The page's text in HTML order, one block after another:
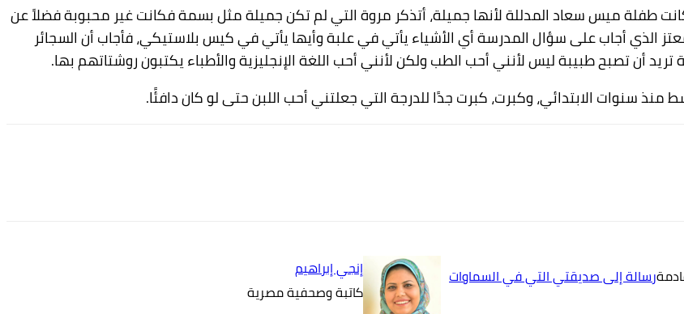
طفلة ميس سعاد المدللة لأنها جميلة، أتذكر مروة التي لم تكن جميلة مثل بسمة فكانت غير محبوبة فضلاً عن
الذي أجاب على سؤال المدرسة أي الأشياء يأتي في علبة وأيها يأتي في كيس بلاستيكي، فأجاب أن السجائر
أن تصبح طبيبة ليس لأنني أحب الطب ولكن لأنني أحب اللغة الإنجليزية والأطباء يكتبون روشتاتهم بها.
سنوات الابتدائي، وكبرت، كبرت جدًا للدرجة التي جعلتني أحب اللبن حتى لو كان دافئًا.
رسالة إلى صديقتي التي في السماوات
إنجي إبراهيم
كاتبة وصحفية مصرية